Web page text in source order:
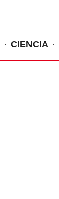
CIENCIA